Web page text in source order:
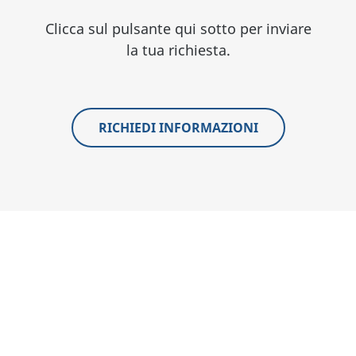
Clicca sul pulsante qui sotto per inviare
la tua richiesta.
RICHIEDI INFORMAZIONI